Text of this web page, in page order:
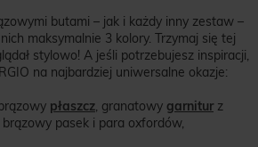
butami – jak i każdy inny zestaw –
maksymalnie 3 kolory. Trzymaj się tej
stylowo! A jeśli potrzebujesz inspiracji,
na najbardziej uniwersalne okazje:
płaszcz, granatowy garnitur z
pasek i para oxfordów,